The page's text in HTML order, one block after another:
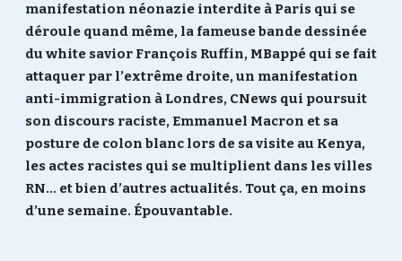
manifestation néonazie interdite à Paris qui se
déroule quand même, la fameuse bande dessinée
du white savior François Ruffin, MBappé qui se fait
attaquer par l’extrême droite, un manifestation
anti-immigration à Londres, CNews qui poursuit
son discours raciste, Emmanuel Macron et sa
posture de colon blanc lors de sa visite au Kenya,
les actes racistes qui se multiplient dans les villes
RN… et bien d’autres actualités. Tout ça, en moins
d’une semaine. Épouvantable.
Un Thread
C'EST PARTI